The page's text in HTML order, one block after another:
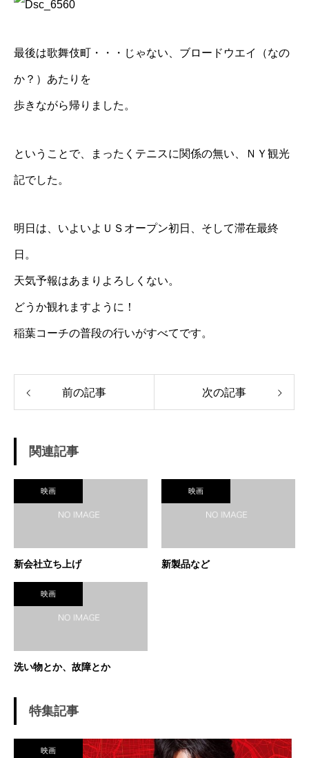
最後は歌舞伎町・・・じゃない、ブロードウエイ（なの
か？）あたりを
歩きながら帰りました。
ということで、まったくテニスに関係の無い、ＮＹ観光
記でした。
明日は、いよいよＵＳオープン初日、そして滞在最終
日。
天気予報はあまりよろしくない。
どうか観れますように！
稲葉コーチの普段の行いがすべてです。
前の記事 次の記事
関連記事
映画
新会社立ち上げ
映画
新製品など
映画
洗い物とか、故障とか
特集記事
映画